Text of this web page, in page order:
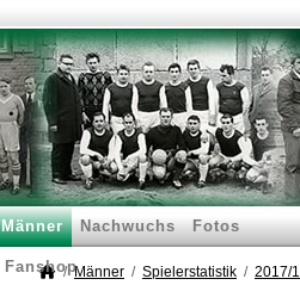
Männer Nachwuchs Fotos
FanshopMänner Spielerstatistik 2017/